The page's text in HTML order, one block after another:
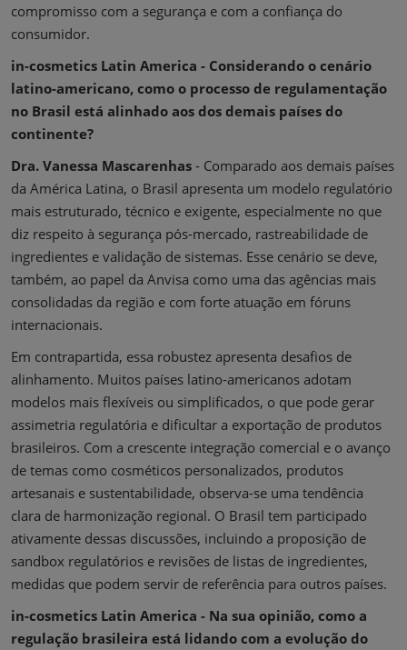
compromisso com a segurança e com a confiança do
consumidor.
in-cosmetics Latin America - Considerando o cenário
latino-americano, como o processo de regulamentação
no Brasil está alinhado aos dos demais países do
continente?
Dra. Vanessa Mascarenhas - Comparado aos demais países
da América Latina, o Brasil apresenta um modelo regulatório
mais estruturado, técnico e exigente, especialmente no que
diz respeito à segurança pós-mercado, rastreabilidade de
ingredientes e validação de sistemas. Esse cenário se deve,
também, ao papel da Anvisa como uma das agências mais
consolidadas da região e com forte atuação em fóruns
internacionais.
Em contrapartida, essa robustez apresenta desafios de
alinhamento. Muitos países latino-americanos adotam
modelos mais flexíveis ou simplificados, o que pode gerar
assimetria regulatória e dificultar a exportação de produtos
brasileiros. Com a crescente integração comercial e o avanço
de temas como cosméticos personalizados, produtos
artesanais e sustentabilidade, observa-se uma tendência
clara de harmonização regional. O Brasil tem participado
ativamente dessas discussões, incluindo a proposição de
sandbox regulatórios e revisões de listas de ingredientes,
medidas que podem servir de referência para outros países.
in-cosmetics Latin America - Na sua opinião, como a
regulação brasileira está lidando com a evolução do